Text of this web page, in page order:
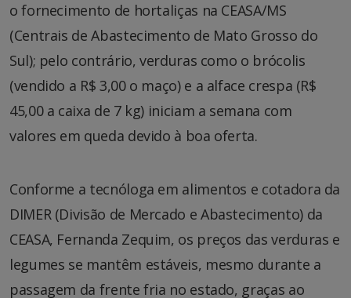
o fornecimento de hortaliças na CEASA/MS
(Centrais de Abastecimento de Mato Grosso do
Sul); pelo contrário, verduras como o brócolis
(vendido a R$ 3,00 o maço) e a alface crespa (R$
45,00 a caixa de 7 kg) iniciam a semana com
valores em queda devido à boa oferta.
Conforme a tecnóloga em alimentos e cotadora da
DIMER (Divisão de Mercado e Abastecimento) da
CEASA, Fernanda Zequim, os preços das verduras e
legumes se mantêm estáveis, mesmo durante a
passagem da frente fria no estado, graças ao